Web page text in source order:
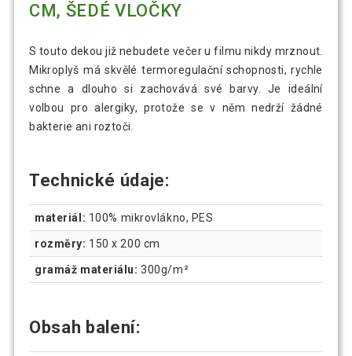
CM, ŠEDÉ VLOČKY
S touto dekou již nebudete večer u filmu nikdy mrznout.
Mikroplyš má skvělé termoregulační schopnosti, rychle
schne a dlouho si zachovává své barvy. Je ideální
volbou pro alergiky, protože se v něm nedrží žádné
bakterie ani roztoči.
Technické údaje:
materiál: 100% mikrovlákno, PES
rozměry: 150 x 200 cm
gramáž materiálu: 300g/m²
Obsah balení: